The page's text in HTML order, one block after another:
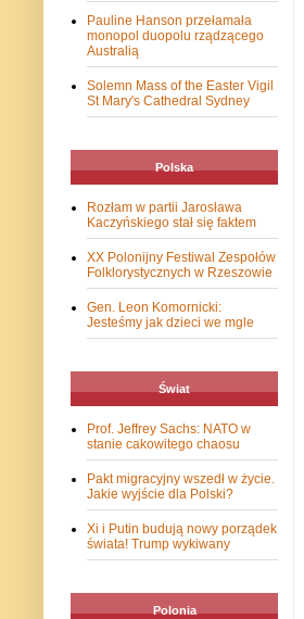
Pauline Hanson przełamała
monopol duopolu rządzącego
Australią
Solemn Mass of the Easter Vigil
St Mary's Cathedral Sydney
Polska
Rozłam w partii Jarosława
Kaczyńskiego stał się faktem
XX Polonijny Festiwal Zespołów
Folklorystycznych w Rzeszowie
Gen. Leon Komornicki:
Jesteśmy jak dzieci we mgle
Świat
Prof. Jeffrey Sachs: NATO w
stanie cakowitego chaosu
Pakt migracyjny wszedł w życie.
Jakie wyjście dla Polski?
Xi i Putin budują nowy porządek
świata! Trump wykiwany
Polonia